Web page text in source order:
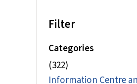
Filter
Categories
(322)
Information Centre